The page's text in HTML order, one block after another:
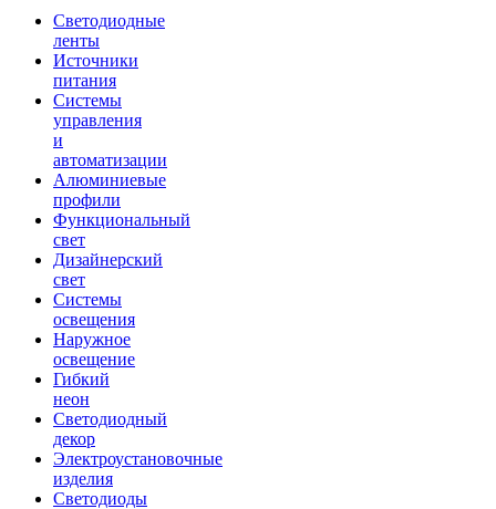
Светодиодные
ленты
Источники
питания
Системы
управления
и
автоматизации
Алюминиевые
профили
Функциональный
свет
Дизайнерский
свет
Системы
освещения
Наружное
освещение
Гибкий
неон
Светодиодный
декор
Электроустановочные
изделия
Светодиоды